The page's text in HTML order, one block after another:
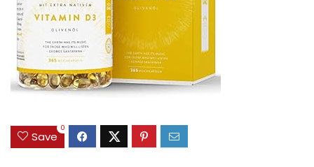
Save
0